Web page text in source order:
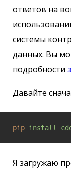
ответов на
системы
данных. Вы
подробности
Давайте
pip install
Я загружаю